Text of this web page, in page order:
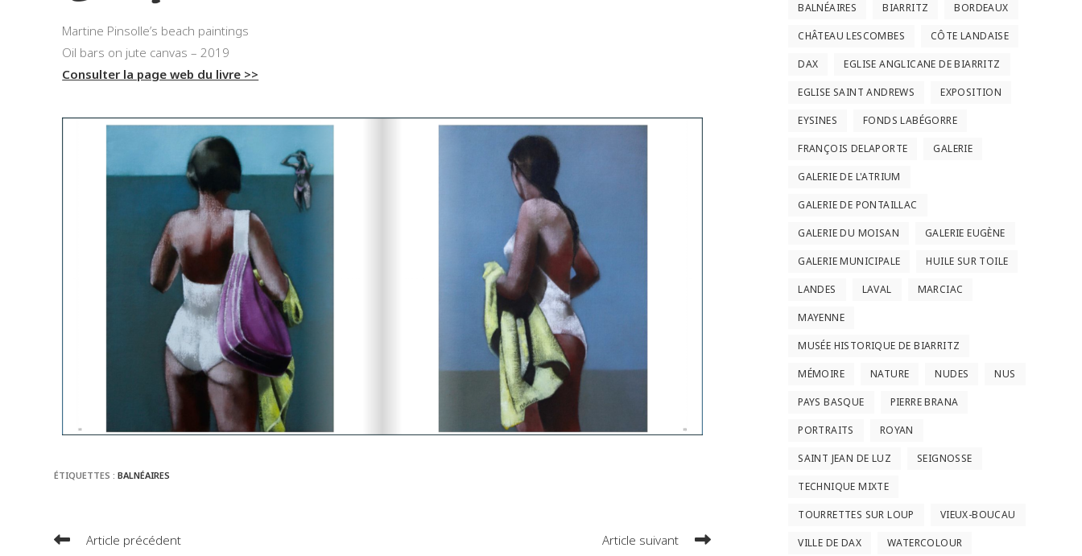
Martine Pinsolle’s beach paintings
Oil bars on jute canvas – 2019
Consulter la page web du livre >>
ÉTIQUETTES :BALNÉAIRES
Article précédent Article suivant
BALNÉAIRES BIARRITZ BORDEAUX
CHÂTEAU LESCOMBES CÔTE LANDAISE
DAX EGLISE ANGLICANE DE BIARRITZ
EGLISE SAINT ANDREWS EXPOSITION
EYSINES FONDS LABÉGORRE
FRANÇOIS DELAPORTE GALERIE
GALERIE DE L'ATRIUM
GALERIE DE PONTAILLAC
GALERIE DU MOISAN GALERIE EUGÈNE
GALERIE MUNICIPALE HUILE SUR TOILE
LANDES LAVAL MARCIAC
MAYENNE
MUSÉE HISTORIQUE DE BIARRITZ
MÉMOIRE NATURE NUDES NUS
PAYS BASQUE PIERRE BRANA
PORTRAITS ROYAN
SAINT JEAN DE LUZ SEIGNOSSE
TECHNIQUE MIXTE
TOURRETTES SUR LOUP VIEUX-BOUCAU
VILLE DE DAX WATERCOLOUR